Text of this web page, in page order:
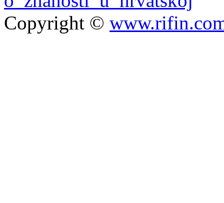
Copyright ©